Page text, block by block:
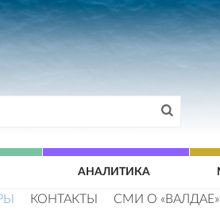
АНАЛИТИКА
КОНТАКТЫ
СМИ О «ВАЛДАЕ»